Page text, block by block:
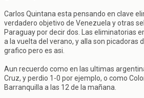
Carlos Quintana esta pensando en clave
verdadero objetivo de Venezuela y otras
Paraguay por decir dos. Las eliminatorias
a la vuelta del verano, y alla son picadoras
grafico pero es asi.
Aun recuerdo como en las ultimas
Cruz, y perdio 1-0 por ejemplo, o como
Barranquilla a las 12 de la mañana.